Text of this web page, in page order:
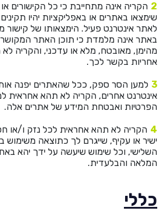
הקריה אינה מתחייבת כי כל הקישורים
שימצאו באתרים או באפליקציות יהיו תקינים
לאתר אינטרנט פעיל. הימצאותו של קישור
באתר אינה מלמדת כי תוכן האתר המקושר
מהימן, מאובטח, מלא או עדכני, והקריה
אחריות בקשר לכך.
למען הסר ספק, ככל שהאתרים יפנה
אינטרנט אחרים, הקריה לא תהא אחראית
הפרטיות ואבטחת המידע של אתרים אלה.
הקריה לא תהא אחראית לכל נזק ו/או
ישיר או עקיף, שייגרם לך כתוצאה משימוש
השלישי, וכל שימוש שיעשה על ידך יהא
המלאה והבלעדית.
כללי